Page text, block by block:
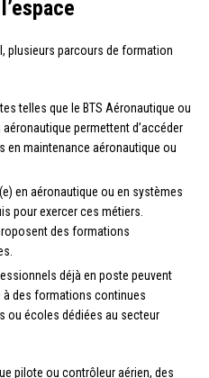
plusieurs parcours de formation
telles que le BTS Aéronautique ou
aéronautique permettent d’accéder
en maintenance aéronautique ou
en aéronautique ou en systèmes
pour exercer ces métiers.
des formations
déjà en poste peuvent
à des formations continues
ou écoles dédiées au secteur
pilote ou contrôleur aérien, des